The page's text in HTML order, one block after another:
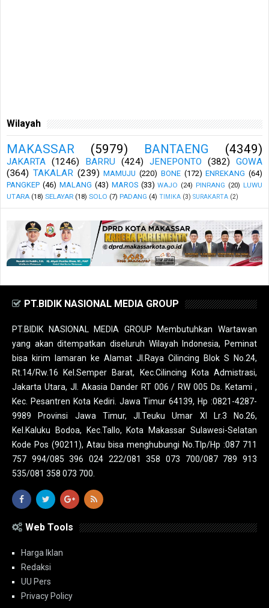
Wilayah
MAKASSAR (5979) BANTAENG (4349)
JAKARTA (1246) BARRU (424) JENEPONTO (382)
GOWA
(364) TAKALAR (239) MAMUJU (220) BONE (172) ENREKANG (64)
PANGKEP (46) MALANG (43) MAROS (33) WAJO (24) PINRANG (20) LUWU
UTARA (18) SELAYAR (18) SOLO (7) PADANG (4) TIMIKA (3) SURAKARTA (2)
PT.BIDIK NASIONAL MEDIA GROUP
PT.BIDIK NASIONAL MEDIA GROUP Membutuhkan Wartawan
yang akan ditempatkan diseluruh Wilayah Indonesia, Peminat
bisa kirim lamaran ke Alamat Jl.Raya Cilincing Blok S No.24,
Rt.14/Rw.16 Kel.Semper Barat, Kec.Cilincing Kota Admistrasi,
Jakarta Utara, Jl. Akasia Dander RT 006 / RW 005 Ds. Ketami ,
Kec. Pesantren Kota Kediri. Jawa Timur 64139, Hp :0821-4287-
9989 Provinsi Jawa Timur, Jl.Teuku Umar XI Lr.3 No.26,
Kel.Kaluku Bodoa, Kec.Tallo, Kota Makassar Sulawesi-Selatan
Kode Pos (90211), Atau bisa menghubungi No.Tlp/Hp :087 711
757 994/085 396 024 222/081 358 073 700/087 789 913
535/081 358 073 700.
Web Tools
Harga Iklan
Redaksi
UU Pers
Privacy Policy